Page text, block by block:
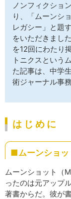
ノンフィクショ
り、「ムーンシ
レガシー」と題
をいただきまし
を12回にわたり
トニクスという
た記事は、中学
術ジャーナル事務
は じ め に
■ムーンショッ
ムーンショット（
ったのは元アップ
著書からだ。彼が